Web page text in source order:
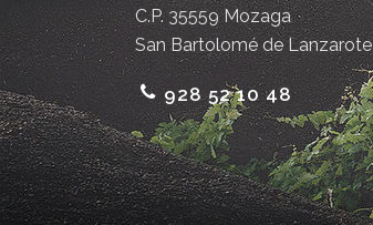
C.P. 35559 Mozaga
San Bartolomé de Lanzarote
928 52 10 48